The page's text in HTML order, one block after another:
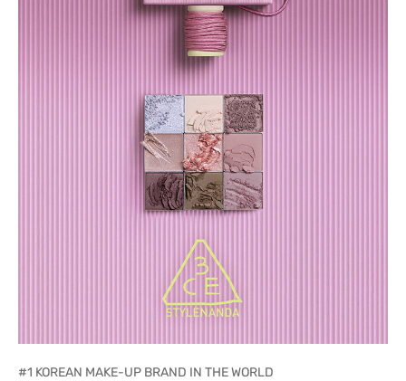
#1 KOREAN MAKE-UP BRAND IN THE WORLD